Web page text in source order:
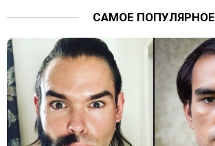
САМОЕ ПОПУЛЯРНОЕ